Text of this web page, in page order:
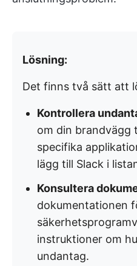
Lösning:
Det finns två sätt att
Kontrollera
om din brandvägg
specifika
lägg till Slack i
Konsultera
dokumentationen
instruktioner om
undantag.